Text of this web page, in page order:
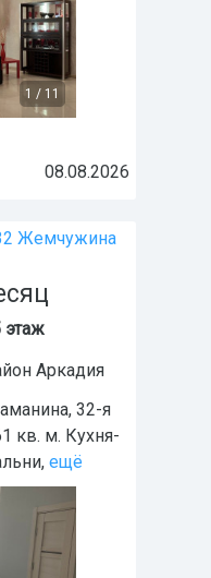
1 / 11
08.08.2026
Жемчужина
этаж
Аркадия
32-я
кв. м. Кухня-
ещё